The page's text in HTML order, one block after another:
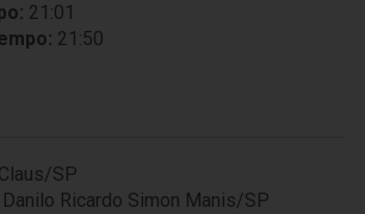
21:01
21:50
SP
Danilo Ricardo Simon Manis/SP